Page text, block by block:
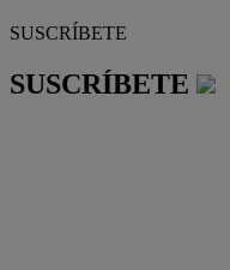
SUSCRÍBETE
SUSCRÍBETE